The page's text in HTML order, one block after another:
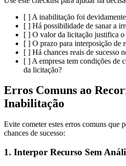
[ ] A inabilitação foi
[ ] Há possibilidade de sanar a
[ ] O valor da licitação justifica o
[ ] O prazo para interposição de
[ ] Há chances reais de sucesso
[ ] A empresa tem condições de
da licitação?
Erros Comuns ao
Inabilitação
Evite cometer estes erros comuns que
chances de sucesso:
1. Interpor Recurso Sem